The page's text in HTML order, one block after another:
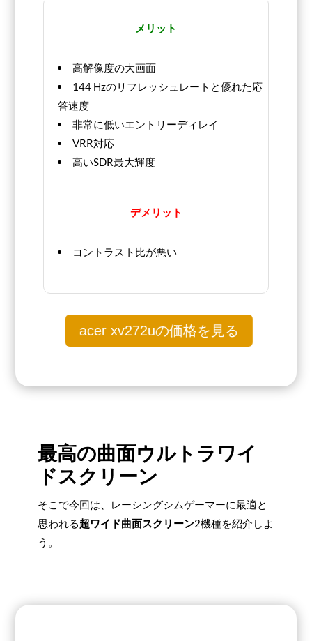
メリット
高解像度の大画面
144 Hzのリフレッシュレートと優れた応
答速度
非常に低いエントリーディレイ
VRR対応
高いSDR最大輝度
デメリット
コントラスト比が悪い
acer xv272uの価格を見る
最高の曲面ウルトラワイ
ドスクリーン
そこで今回は、レーシングシムゲーマーに最適と
思われる超ワイド曲面スクリーン2機種を紹介しよ
う。